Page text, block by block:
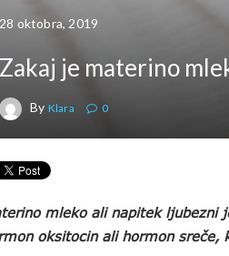
28 oktobra, 2019
Zakaj je materino
By Klara 0
mleko ali napitek ljubezni
oksitocin ali hormon